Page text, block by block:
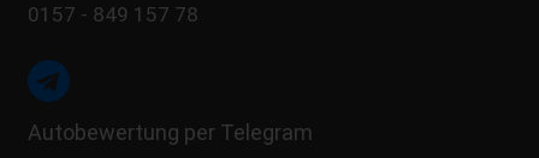
0157 - 849 157 78
Autobewertung per Telegram